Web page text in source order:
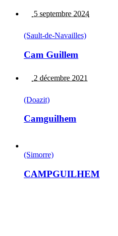
5 septembre 2024
(Sault-de-Navailles)
Cam Guillem
2 décembre 2021
(Doazit)
Camguilhem
(Simorre)
CAMPGUILHEM